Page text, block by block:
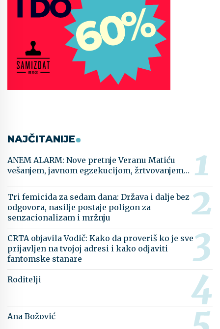
NAJČITANIJE
ANEM ALARM: Nove pretnje Veranu Matiću
vešanjem, javnom egzekucijom, žrtvovanjem…
Tri femicida za sedam dana: Država i dalje bez
odgovora, nasilje postaje poligon za
senzacionalizam i mržnju
CRTA objavila Vodič: Kako da proveriš ko je sve
prijavljen na tvojoj adresi i kako odjaviti
fantomske stanare
Roditelji
Ana Božović